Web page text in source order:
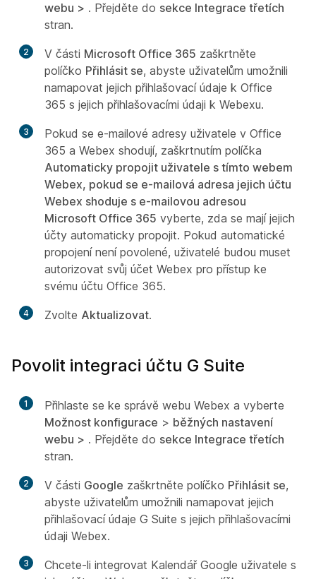
webu > . Přejděte do sekce Integrace třetích
stran.
2 V části Microsoft Office 365 zaškrtněte
políčko Přihlásit se, abyste uživatelům umožnili
namapovat jejich přihlašovací údaje k Office
365 s jejich přihlašovacími údaji k Webexu.
3
Pokud se e-mailové adresy uživatele v Office
365 a Webex shodují, zaškrtnutím políčka
Automaticky propojit uživatele s tímto webem
Webex, pokud se e-mailová adresa jejich účtu
Webex shoduje s e-mailovou adresou
Microsoft Office 365 vyberte, zda se mají jejich
účty automaticky propojit. Pokud automatické
propojení není povolené, uživatelé budou muset
autorizovat svůj účet Webex pro přístup ke
svému účtu Office 365.
4 Zvolte Aktualizovat.
Povolit integraci účtu G Suite
1
Přihlaste se ke správě webu Webex a vyberte
Možnost konfigurace > běžných nastavení
webu > . Přejděte do sekce Integrace třetích
stran.
2 V části Google zaškrtněte políčko Přihlásit se,
abyste uživatelům umožnili namapovat jejich
přihlašovací údaje G Suite s jejich přihlašovacími
údaji Webex.
3
Chcete-li integrovat Kalendář Google uživatele s